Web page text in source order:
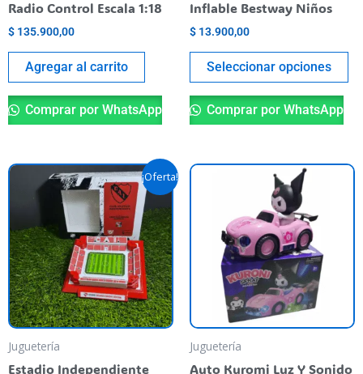
Radio Control Escala 1:18
$ 135.900,00
Agregar al carrito
Comprar por WhatsApp
Inflable Bestway Niños
$ 13.900,00
Seleccionar opciones
Comprar por WhatsApp
¡Oferta!
Juguetería
Estadio Independiente
Original
price
was:
$ 59.900,00.
Current
price
is:
$ 40.000,00.
Juguetería
Auto Kuromi Luz Y Sonido